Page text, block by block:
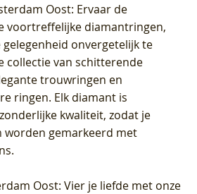
Oost: Ervaar de
voortreffelijke diamantringen,
onvergetelijk te
collectie van schitterende
trouwringen en
ringen. Elk diamant is
kwaliteit, zodat je
worden gemarkeerd met
Oost: Vier je liefde met onze